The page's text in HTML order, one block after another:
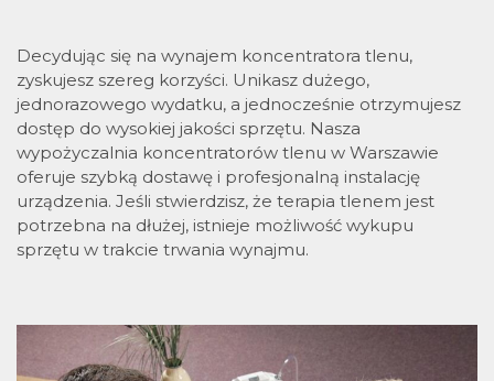
Decydując się na wynajem koncentratora tlenu,
zyskujesz szereg korzyści. Unikasz dużego,
jednorazowego wydatku, a jednocześnie otrzymujesz
dostęp do wysokiej jakości sprzętu. Nasza
wypożyczalnia koncentratorów tlenu w Warszawie
oferuje szybką dostawę i profesjonalną instalację
urządzenia. Jeśli stwierdzisz, że terapia tlenem jest
potrzebna na dłużej, istnieje możliwość wykupu
sprzętu w trakcie trwania wynajmu.